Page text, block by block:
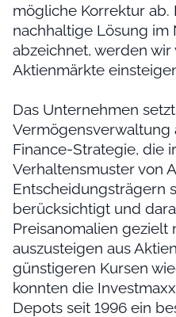
mögliche Korrektur ab.
nachhaltige Lösung im
abzeichnet, werden
Aktienmärkte
Das Unternehmen
Vermögensverwaltung
Finance-Strategie, die
Verhaltensmuster von
Entscheidungsträgern
berücksichtigt und
Preisanomalien gezielt
auszusteigen aus
günstigeren Kursen
konnten die
Depots seit 1996 ein